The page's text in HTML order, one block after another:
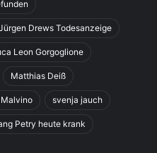
Drews Todesanzeige
Leon Gorgoglione
Matthias Deiß
svenja jauch
Petry heute krank